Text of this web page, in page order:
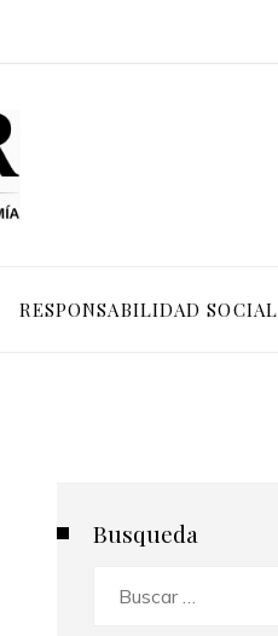
RESPONSABILIDAD SOCIAL
Busqueda